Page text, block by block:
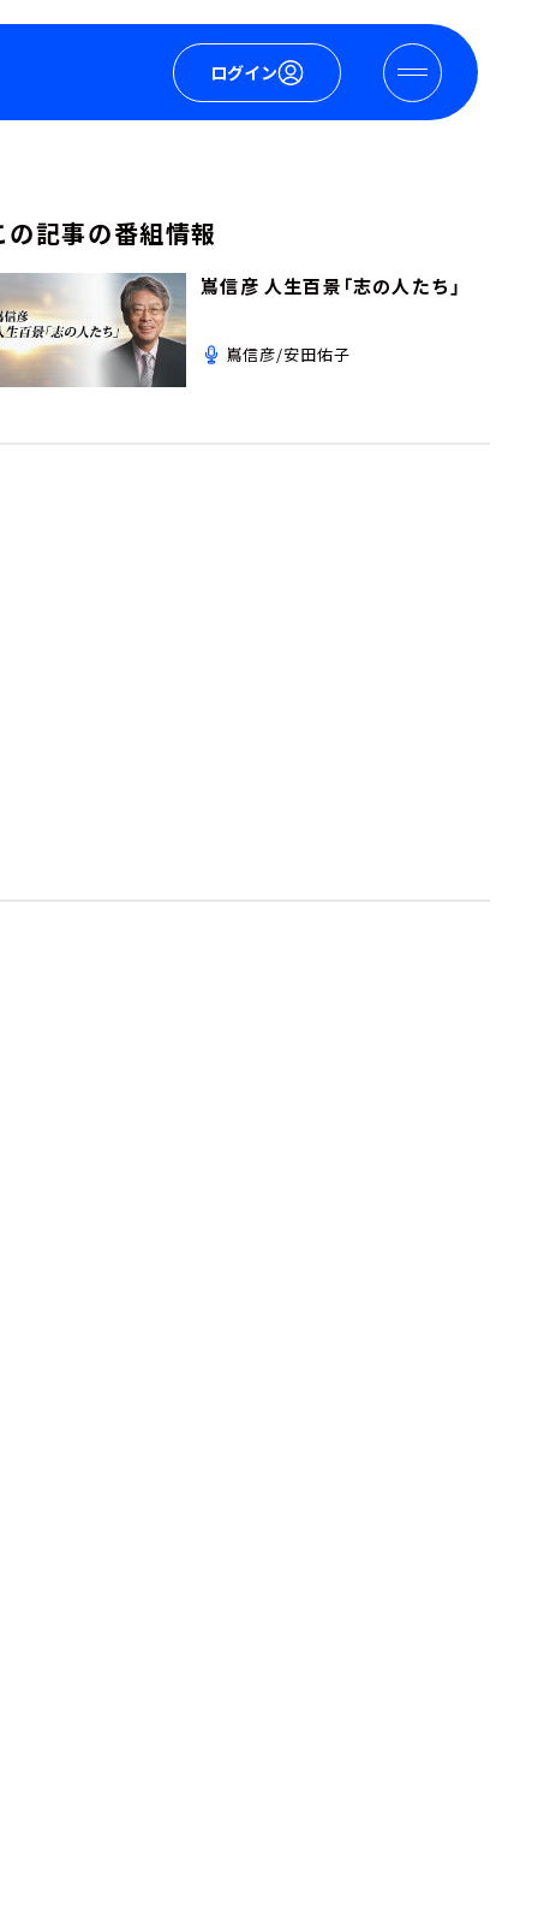
ログイン
の記事の番組情報
嶌信彦 人生百景「志の人たち」
嶌信彦/安田佑子